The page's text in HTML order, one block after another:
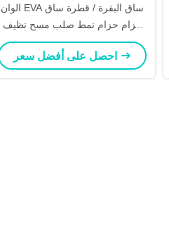
الوان EVA ساق البقرة / قطرة ساق
حزام حزام نمط صلب مسح نظيف
لارتداء اليومي